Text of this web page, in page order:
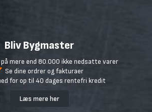
Bliv Bygmaster
mere end 80.000 ikke nedsatte varer
Se dine ordrer og fakturaer
for op til 40 dages rentefri kredit
Læs mere her